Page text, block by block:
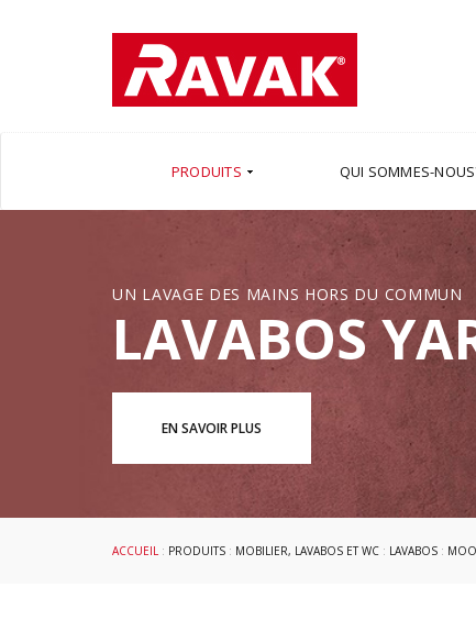
PRODUITS QUI SOMMES-
UN LAVAGE DES MAINS HORS DU COMMUN
LAVABOS
EN SAVOIR PLUS
ACCUEIL : PRODUITS : MOBILIER, LAVABOS ET WC : LAVABOS :